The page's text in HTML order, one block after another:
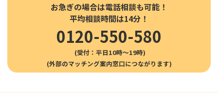
お急ぎの場合は電話相談も可能！
平均相談時間は14分！
0120-550-580
(受付：平日10時〜19時)